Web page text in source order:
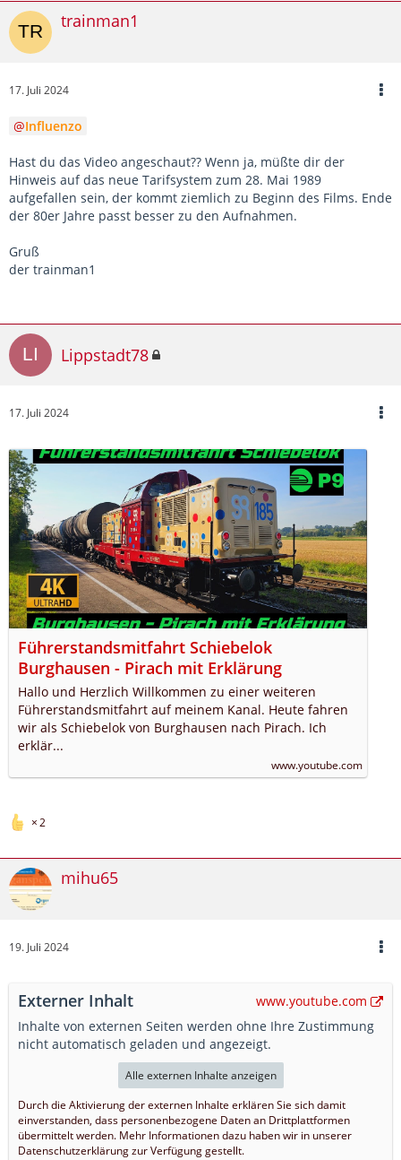
trainman1
17. Juli 2024
Influenzo
Hast du das Video angeschaut?? Wenn ja, müßte dir der
Hinweis auf das neue Tarifsystem zum 28. Mai 1989
aufgefallen sein, der kommt ziemlich zu Beginn des Films. Ende
der 80er Jahre passt besser zu den Aufnahmen.
Gruß
der trainman1
Lippstadt78
17. Juli 2024
Führerstandsmitfahrt Schiebelok
Burghausen - Pirach mit Erklärung
Hallo und Herzlich Willkommen zu einer weiteren
Führerstandsmitfahrt auf meinem Kanal. Heute fahren
wir als Schiebelok von Burghausen nach Pirach. Ich
erklär...
www.youtube.com
2
mihu65
19. Juli 2024
Externer Inhalt
www.youtube.com
Inhalte von externen Seiten werden ohne Ihre Zustimmung
nicht automatisch geladen und angezeigt.
Alle externen Inhalte anzeigen
Durch die Aktivierung der externen Inhalte erklären Sie sich damit
einverstanden, dass personenbezogene Daten an Drittplattformen
übermittelt werden. Mehr Informationen dazu haben wir in unserer
Datenschutzerklärung zur Verfügung gestellt.